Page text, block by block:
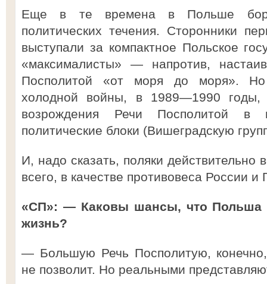
Еще в те времена в Польше
политических течения. Сторонники
выступали за компактное Польское
«максималисты» — напротив,
Посполитой «от моря до моря». Но
холодной войны, в 1989—1990
возрождения Речи Посполитой
политические блоки (Вишеградскую
И, надо сказать, поляки
всего, в качестве противовеса России и
«СП»: — Каковы шансы, что Польша
жизнь?
— Большую Речь Посполитую, конечно,
не позволит. Но реальными